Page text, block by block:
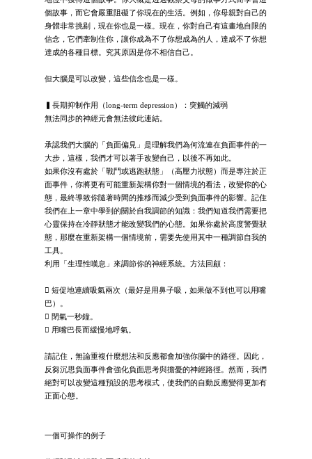
個故事，而它會嚴重阻礙了你現在的生活。例如，你母親對自己的
身體非常挑剔，現在你也是一樣。現在，你對自己有這畫地自限的
信念，它們牽制住你，讓你成為不了你想成為的人，達成不了你想
達成的各種目標。究其原因是你不相信自己。
但大腦是可以改變，這些信念也是一樣。
▍長期抑制作用（long-term depression）：突觸的減弱
無法同步的神經元會無法彼此連結。
承認我們大腦的「負面偏見」是理解我們為何流連在負面事件的一
大步，這樣，我們才可以著手改變自己，以後不再如此。
如果你沒有處於「戰鬥或逃跑狀態」（高壓力狀態）而是專注於正
面事件，你將更有可能重新架構你對一個情境的看法，改變你的心
態，最終導致你隨著時間的推移而減少受到負面事件的影響。記住
我們在上一章中學到的關於自我調節的知識：我們知道我們需要把
心靈保持在冷靜狀態才能改變我們的心態。如果你處於高度警覺狀
態，那麼在重新架構一個情境前，需要先使用其中一種調節自我的
工具。
利用「生理性嘆息」來調節你的神經系統。方法回顧：
 短促地連續吸氣兩次（最好是用鼻子吸，如果做不到也可以用嘴
巴）。
 閉氣一秒鐘。
 用嘴巴長而緩慢地呼氣。
請記住，無論重複什麼想法和反應都會加強你腦中的路徑。因此，
反芻沉思負面事件會強化負面思考與擔憂的神經路徑。然而，我們
絕對可以改變這種預設的思考模式，使我們的自動反應變得更加有
正面心態。
一個可操作的例子